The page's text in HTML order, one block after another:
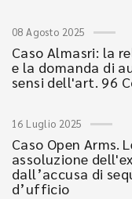
08 Agosto 2025
Caso Almasri: la
e la domanda di
sensi dell'art. 96
16 Luglio 2025
Caso Open Arms.
assoluzione
dall’accusa di
d’ufficio